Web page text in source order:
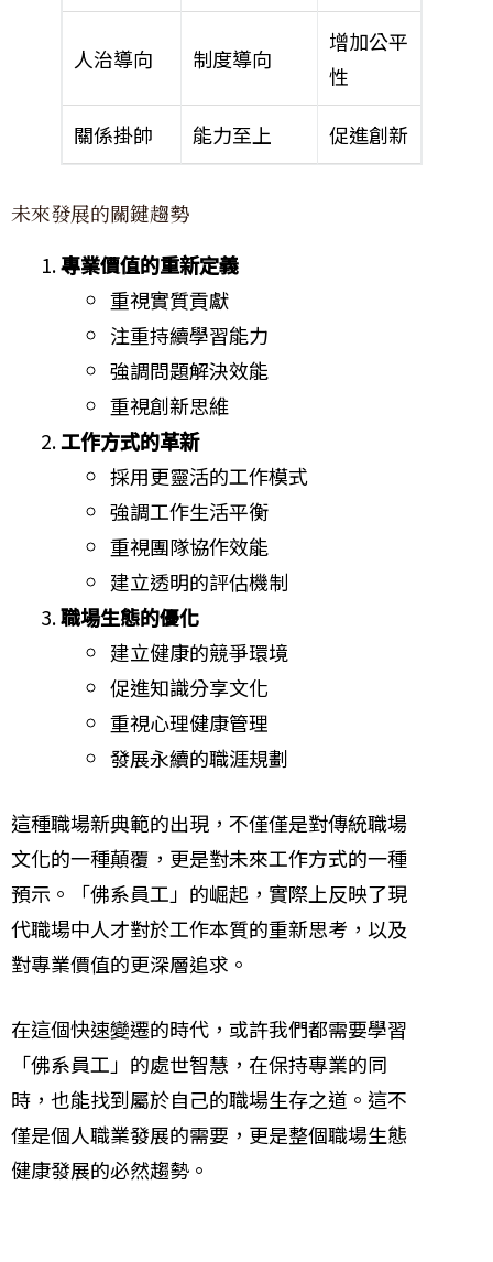
人治導向 制度導向
增加公平
性
關係掛帥 能力至上 促進創新
未來發展的關鍵趨勢
專業價值的重新定義
重視實質貢獻
注重持續學習能力
強調問題解決效能
重視創新思維
工作方式的革新
採用更靈活的工作模式
強調工作生活平衡
重視團隊協作效能
建立透明的評估機制
職場生態的優化
建立健康的競爭環境
促進知識分享文化
重視心理健康管理
發展永續的職涯規劃
這種職場新典範的出現，不僅僅是對傳統職場
文化的一種顛覆，更是對未來工作方式的一種
預示。「佛系員工」的崛起，實際上反映了現
代職場中人才對於工作本質的重新思考，以及
對專業價值的更深層追求。
在這個快速變遷的時代，或許我們都需要學習
「佛系員工」的處世智慧，在保持專業的同
時，也能找到屬於自己的職場生存之道。這不
僅是個人職業發展的需要，更是整個職場生態
健康發展的必然趨勢。